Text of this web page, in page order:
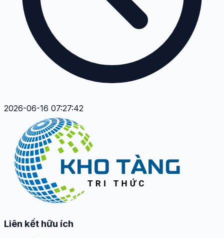
2026-06-16 07:27:42
Liên kết hữu ích